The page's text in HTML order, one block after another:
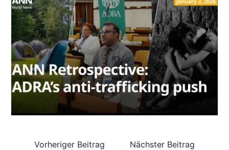
Vorheriger Beitrag Nächster Beitrag